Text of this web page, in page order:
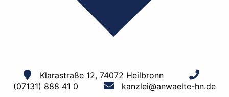
Klarastraße 12, 74072 Heilbronn
(07131) 888 41 0
kanzlei@anwaelte-hn.de